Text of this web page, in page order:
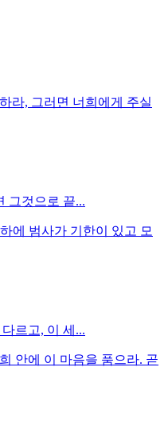
라, 그러면 너희에게 주실
그것으로 끝...
에 범사가 기한이 있고 모
르고, 이 세...
안에 이 마음을 품으라. 곧